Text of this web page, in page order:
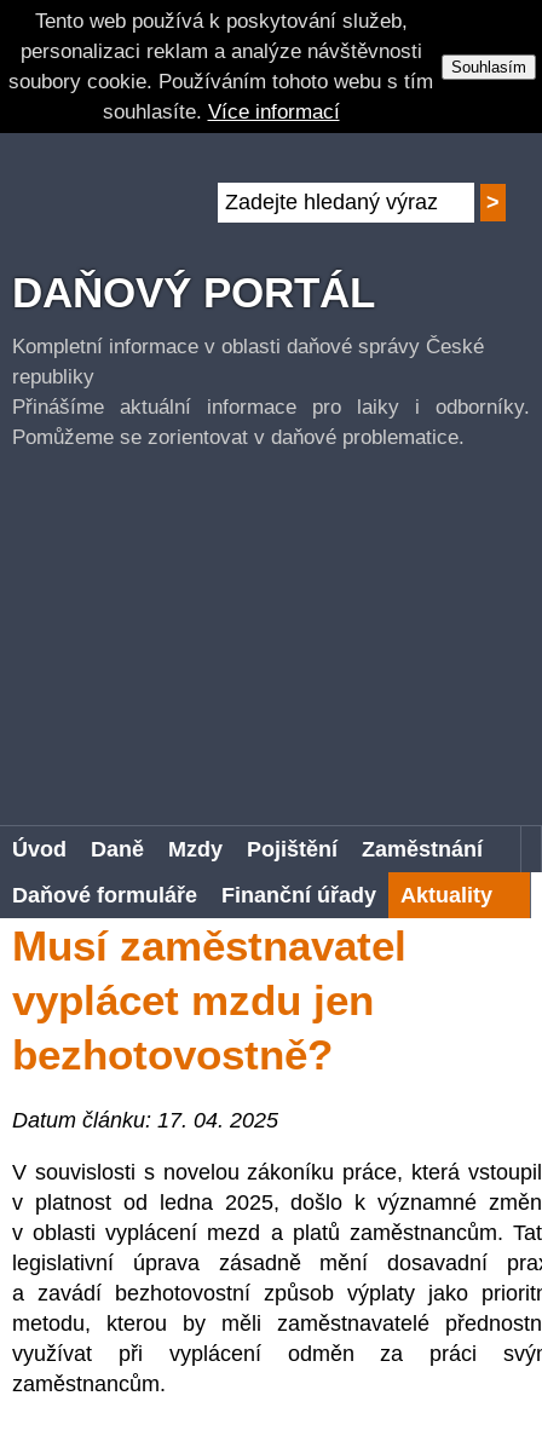
Tento web používá k poskytování služeb,
personalizaci reklam a analýze návštěvnosti
soubory cookie. Používáním tohoto webu s tím
souhlasíte. Více informací
Souhlasím
DAŇOVÝ PORTÁL
Kompletní informace v oblasti daňové správy České
republiky
Přinášíme aktuální informace pro laiky i odborníky.
Pomůžeme se zorientovat v daňové problematice.
Úvod Daně Mzdy Pojištění
Zaměstnání
Daňové formuláře
Finanční úřady Aktuality
Musí zaměstnavatel
vyplácet mzdu jen
bezhotovostně?
Datum článku: 17. 04. 2025
V souvislosti s novelou zákoníku práce, která
v platnost od ledna 2025, došlo k významné
v oblasti vyplácení mezd a platů zaměstnancům.
legislativní úprava zásadně mění dosavadní
a zavádí bezhotovostní způsob výplaty jako
metodu, kterou by měli zaměstnavatelé
využívat při vyplácení odměn za práci
zaměstnancům.